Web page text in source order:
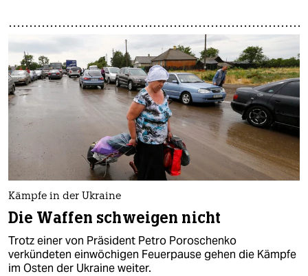
Kämpfe in der Ukraine
Die Waffen schweigen nicht
Trotz einer von Präsident Petro Poroschenko
verkündeten einwöchigen Feuerpause gehen die Kämpfe
im Osten der Ukraine weiter.